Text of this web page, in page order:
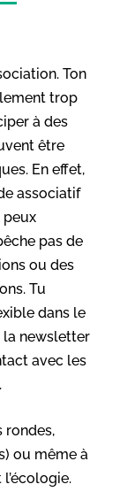
Ton
trop
à des
être
En effet,
associatif
peux
pas de
ou des
Tu
dans le
la newsletter
avec les
rondes,
ou même à